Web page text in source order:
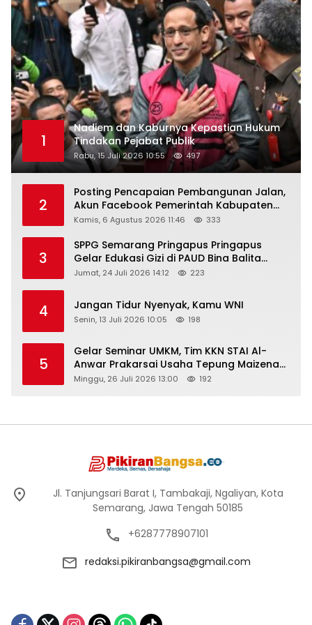
1
Nadiem dan Kaburnya Kepastian Hukum
Tindakan Pejabat Publik
Rabu, 15 Juli 2026 10:55 497
2
Posting Pencapaian Pembangunan Jalan,
Akun Facebook Pemerintah Kabupaten
Rembang “Dirujak” Warganet
Kamis, 6 Agustus 2026 11:46 333
3
SPPG Semarang Pringapus Pringapus
Gelar Edukasi Gizi di PAUD Bina Balita
Peringati Hari Anak Nasional 2026
Jumat, 24 Juli 2026 14:12 223
4 Jangan Tidur Nyenyak, Kamu WNI
Senin, 13 Juli 2026 10:05 198
5
Gelar Seminar UMKM, Tim KKN STAI Al-
Anwar Prakarsai Usaha Tepung Maizena
di Logung
Minggu, 26 Juli 2026 13:00 192
Jl. Tanjungsari Barat I, Tambakaji, Ngaliyan, Kota
Semarang, Jawa Tengah 50185
+6287778907101
redaksi.pikiranbangsa@gmail.com